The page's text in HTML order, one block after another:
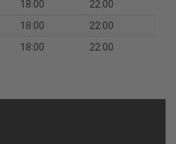
18:00
22:00
18:00
22:00
18:00 22:00